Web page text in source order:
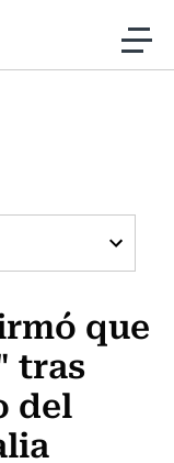
que
tras
del